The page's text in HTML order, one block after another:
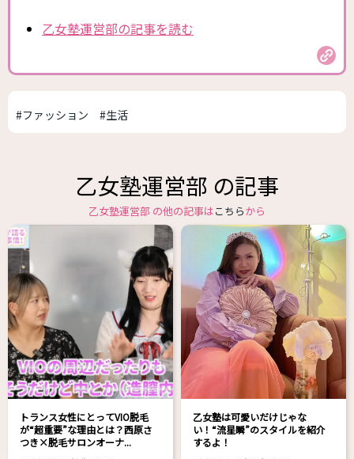
乙女塾運営部の記事を読む
#ファッション #生活
乙女塾運営部 の記事
乙女塾運営部 の他の記事はこちらから
トランス女性にとってVIO脱毛
が“超重要”な理由とは？西原さ
つき×脱毛サロンオーナ...
乙女塾は可愛いだけじゃな
い！“流星瞬”のスタイルを紹介
するよ！